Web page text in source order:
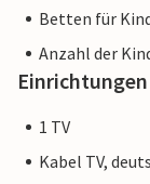
Betten für
Anzahl der
Einrichtungen
1 TV
Kabel TV,